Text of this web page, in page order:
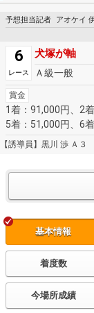
予想担当記者
アオケイ
6
レース
犬塚が軸
Ａ級一般
賞金
1着：91,000円、2
5着：51,000円、6
【誘導員】黒川 渉 Ａ３
基本情報
着度数
今場所成績